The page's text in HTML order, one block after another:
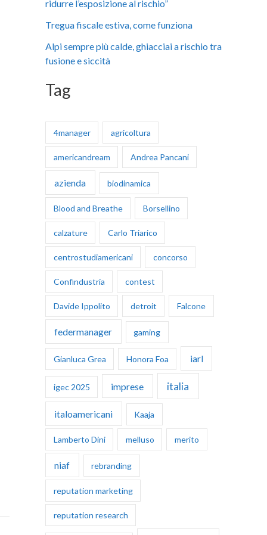
ridurre l’esposizione al rischio”
Tregua fiscale estiva, come funziona
Alpi sempre più calde, ghiacciai a rischio tra
fusione e siccità
Tag
4manager agricoltura
americandream Andrea Pancani
azienda biodinamica
Blood and Breathe Borsellino
calzature Carlo Triarico
centrostudiamericani concorso
Confindustria contest
Davide Ippolito detroit Falcone
federmanager gaming
Gianluca Grea Honora Foa iarl
igec 2025 imprese italia
italoamericani Kaaja
Lamberto Dini melluso merito
niaf rebranding
reputation marketing
reputation research